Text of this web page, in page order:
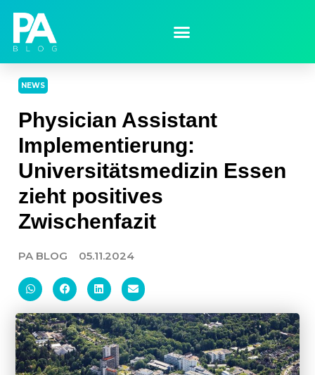
NEWS
Physician Assistant
Implementierung:
Universitätsmedizin Essen
zieht positives
Zwischenfazit
PA BLOG 05.11.2024